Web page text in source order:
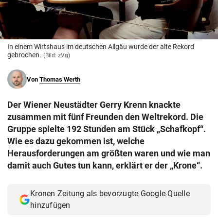
© Krone Multimedia GmbH & Co KG 2026
In einem Wirtshaus im deutschen Allgäu wurde der alte Rekord
gebrochen. (Bild: zVg)
Von Thomas Werth
Der Wiener Neustädter Gerry Krenn knackte
zusammen mit fünf Freunden den Weltrekord. Die
Gruppe spielte 192 Stunden am Stück „Schafkopf“.
Wie es dazu gekommen ist, welche
Herausforderungen am größten waren und wie man
damit auch Gutes tun kann, erklärt er der „Krone“.
Kronen Zeitung als bevorzugte Google-Quelle
hinzufügen